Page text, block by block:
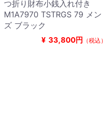
つ折り財布小銭入れ付き
M1A7970 TSTRGS 79 メン
ズ ブラック
¥ 33,800円 （税込）